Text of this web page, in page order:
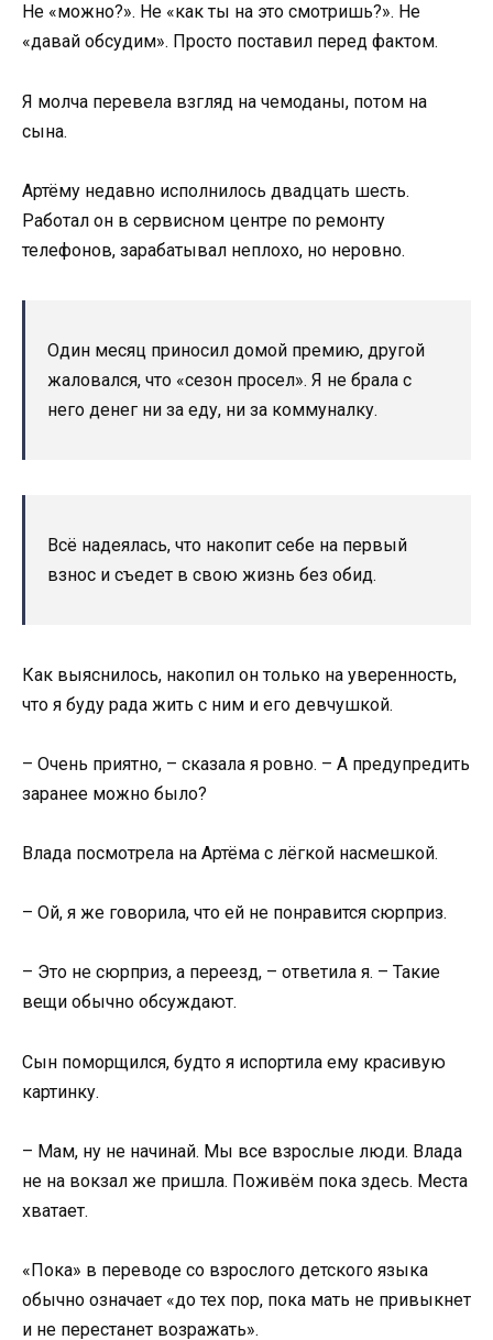
Не «можно?». Не «как ты на это смотришь?». Не
«давай обсудим». Просто поставил перед фактом.
Я молча перевела взгляд на чемоданы, потом на
сына.
Артёму недавно исполнилось двадцать шесть.
Работал он в сервисном центре по ремонту
телефонов, зарабатывал неплохо, но неровно.
Один месяц приносил домой премию, другой
жаловался, что «сезон просел». Я не брала с
него денег ни за еду, ни за коммуналку.
Всё надеялась, что накопит себе на первый
взнос и съедет в свою жизнь без обид.
Как выяснилось, накопил он только на уверенность,
что я буду рада жить с ним и его девчушкой.
– Очень приятно, – сказала я ровно. – А предупредить
заранее можно было?
Влада посмотрела на Артёма с лёгкой насмешкой.
– Ой, я же говорила, что ей не понравится сюрприз.
– Это не сюрприз, а переезд, – ответила я. – Такие
вещи обычно обсуждают.
Сын поморщился, будто я испортила ему красивую
картинку.
– Мам, ну не начинай. Мы все взрослые люди. Влада
не на вокзал же пришла. Поживём пока здесь. Места
хватает.
«Пока» в переводе со взрослого детского языка
обычно означает «до тех пор, пока мать не привыкнет
и не перестанет возражать».